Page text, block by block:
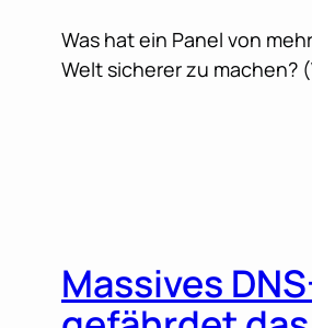
Was hat ein Panel von
Welt sicherer zu machen?
Massives